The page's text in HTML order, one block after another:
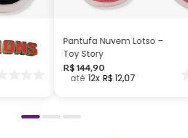
Pantufa Nuvem Lotso –
Toy Story
R$ 144,90
12 R$ 12,07